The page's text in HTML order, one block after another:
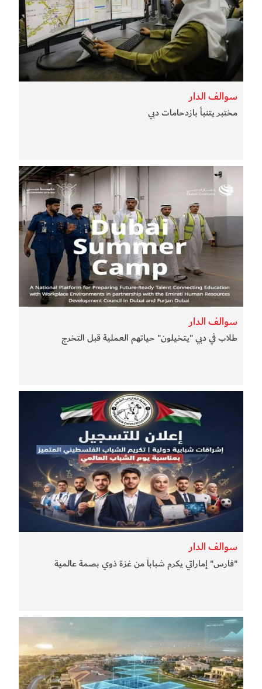
سوالف الدار
مختبر يتنبأ بازدحامات دبي
سوالف الدار
طلاب في دبي "يتخيلون" حياتهم العملية قبل التخرج
سوالف الدار
"فارس" إماراتي يكرم شباباً من غزة ذوي بصمة عالمية